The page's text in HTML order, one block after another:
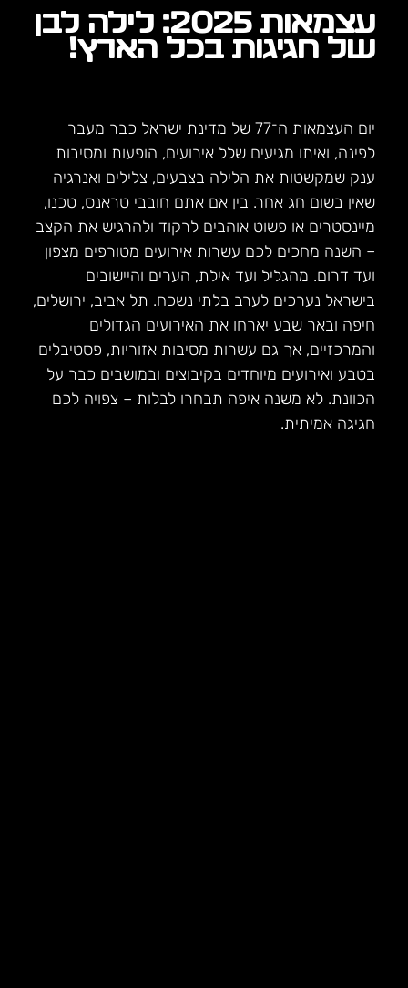
עצמאות 2025: לילה לבן
של חגיגות בכל הארץ!
יום העצמאות ה־77 של מדינת ישראל כבר מעבר
לפינה, ואיתו מגיעים שלל אירועים, הופעות ומסיבות
ענק שמקשטות את הלילה בצבעים, צלילים ואנרגיה
שאין בשום חג אחר. בין אם אתם חובבי טראנס, טכנו,
מיינסטרים או פשוט אוהבים לרקוד ולהרגיש את הקצב
– השנה מחכים לכם עשרות אירועים מטורפים מצפון
ועד דרום. מהגליל ועד אילת, הערים והיישובים
בישראל נערכים לערב בלתי נשכח. תל אביב, ירושלים,
חיפה ובאר שבע יארחו את האירועים הגדולים
והמרכזיים, אך גם עשרות מסיבות אזוריות, פסטיבלים
בטבע ואירועים מיוחדים בקיבוצים ובמושבים כבר על
הכוונת. לא משנה איפה תבחרו לבלות – צפויה לכם
חגיגה אמיתית.